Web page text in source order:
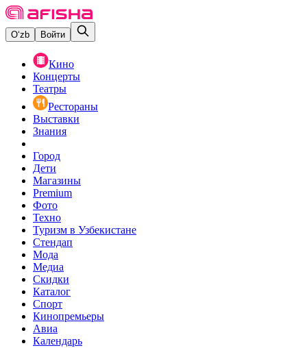
O‘zb Войти
Кино
Концерты
Театры
Рестораны
Выставки
Знания
Город
Дети
Магазины
Premium
Фото
Техно
Туризм в Узбекистане
Стендап
Мода
Медиа
Скидки
Каталог
Спорт
Кинопремьеры
Авиа
Календарь